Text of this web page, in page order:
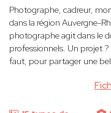
Photographe, cadreur,
dans la région Auvergne-
photographe agit dans le
professionnels. Un projet ?
faut, pour partager une